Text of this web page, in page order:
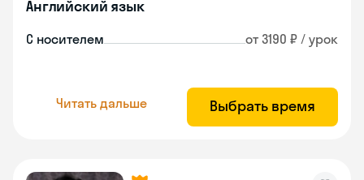
Английский язык
С носителем от 3190 ₽ / урок
Читать дальше Выбрать время